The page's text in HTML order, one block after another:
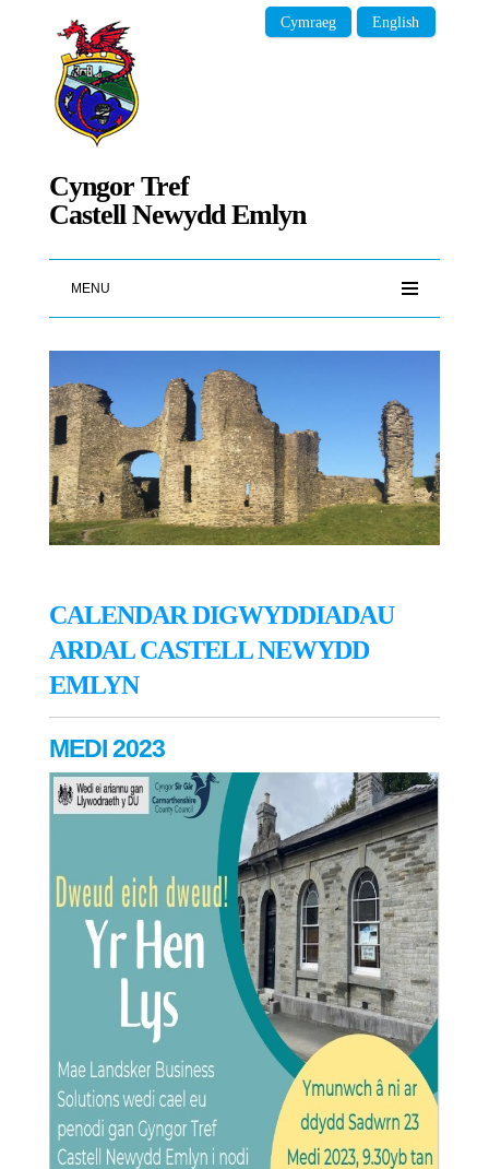
Cyngor Tref
Castell Newydd Emlyn
Cymraeg English
MENU
CALENDAR DIGWYDDIADAU
ARDAL CASTELL NEWYDD
EMLYN
MEDI 2023